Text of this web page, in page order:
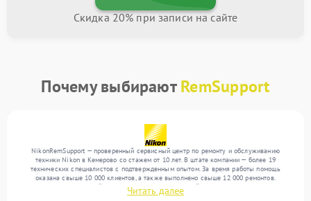
Скидка 20% при записи на сайте
Почему выбираютRemSupport
NikonRemSupport — проверенный сервисный центр по ремонту и обслуживанию
техники Nikon в Кемерово со стажем от 10 лет. В штате компании — более 19
технических специалистов с подтвержденным опытом. За время работы помощь
оказана свыше 10 000 клиентов, а также выполнено свыше 12 000 ремонтов.
Ежемесячно в сервисный центр поступает от 300 устройств, включая , , . Мы беремся
за задачи любой сложности и поддерживаем высокий стандарт качества благодаря
Читать далее